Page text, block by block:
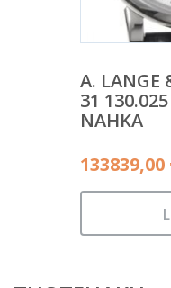
A. LANGE
31
NAHKA
133839,00